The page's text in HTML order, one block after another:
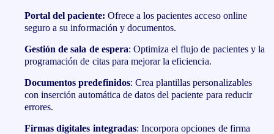
Portal del paciente: Ofrece a los pacientes acceso online
seguro a su información y documentos.
Gestión de sala de espera: Optimiza el flujo de pacientes y la
programación de citas para mejorar la eficiencia.
Documentos predefinidos: Crea plantillas personalizables
con inserción automática de datos del paciente para reducir
errores.
Firmas digitales integradas: Incorpora opciones de firma